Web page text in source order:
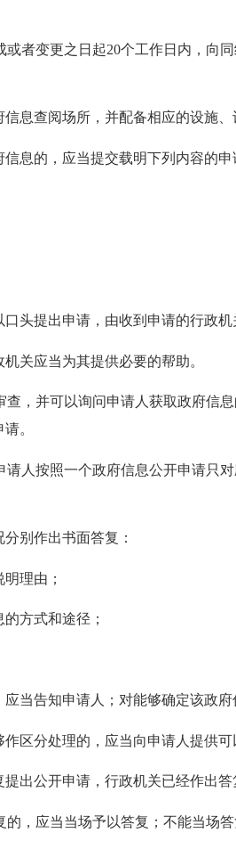
者变更之日起20个工作日内，向
查阅场所，并配备相应的设施、
息的，应当提交载明下列内容的申
头提出申请，由收到申请的行政
关应当为其提供必要的帮助。
，并可以询问申请人获取政府信
。
按照一个政府信息公开申请只
别作出书面答复：
理由；
方式和途径；
告知申请人；对能够确定该政府
分处理的，应当向申请人提供可
公开申请，行政机关已经作出答
，应当当场予以答复；不能当场